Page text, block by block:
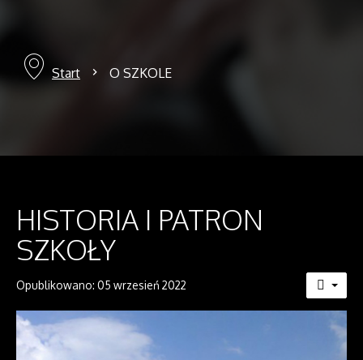
Start O SZKOLE
HISTORIA I PATRON
SZKOŁY
Opublikowano: 05 wrzesień 2022